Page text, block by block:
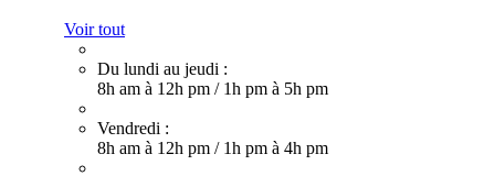
Voir tout
Du lundi au jeudi :
8h am à 12h pm / 1h pm à 5h pm
Vendredi :
8h am à 12h pm / 1h pm à 4h pm